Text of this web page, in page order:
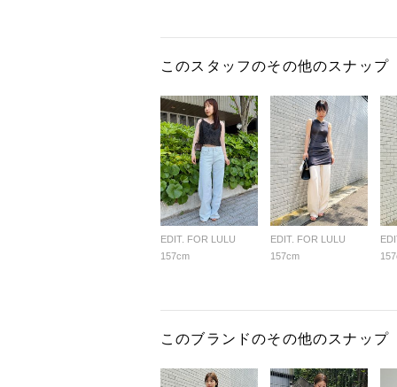
このスタッフのその他のスナップ
EDIT. FOR LULU
157cm
EDIT. FOR LULU
157cm
このブランドのその他のスナップ